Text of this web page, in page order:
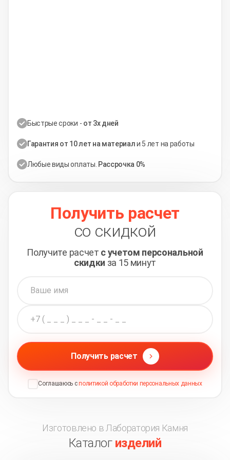
Быстрые сроки - от 3х дней
Гарантия от 10 лет на материали 5 лет на работы
Любые виды оплаты. Рассрочка 0%
Получить расчет
со скидкой
Получите расчет с учетом персональной
скидки за 15 минут
Получить расчет
Соглашаюсь сполитикой обработки персональных данных
Изготовлено в Лаборатория Камня
Каталог изделий